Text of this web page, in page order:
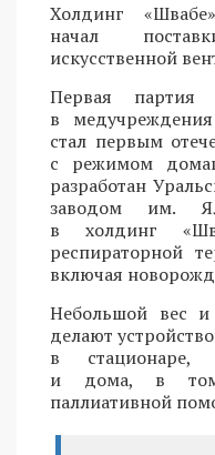
Холдинг
начал
искусственной
Первая партия
в
стал первым
с режимом
разработан
заводом им.
в холдинг
респираторной
включая
Небольшой вес и
делают
в стационаре,
и дома, в том
паллиативной